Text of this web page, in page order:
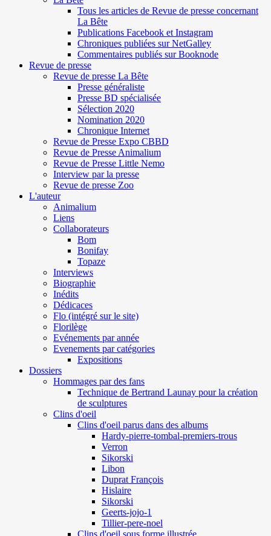
Tous les articles de Revue de presse concernant
La Bête
Publications Facebook et Instagram
Chroniques publiées sur NetGalley
Commentaires publiés sur Booknode
Revue de presse
Revue de presse La Bête
Presse généraliste
Presse BD spécialisée
Sélection 2020
Nomination 2020
Chronique Internet
Revue de Presse Expo CBBD
Revue de Presse Animalium
Revue de Presse Little Nemo
Interview par la presse
Revue de presse Zoo
L'auteur
Animalium
Liens
Collaborateurs
Bom
Bonifay
Topaze
Interviews
Biographie
Inédits
Dédicaces
Flo (intégré sur le site)
Florilège
Evénements par année
Evenements par catégories
Expositions
Dossiers
Hommages par des fans
Technique de Bertrand Launay pour la création
de sculptures
Clins d'oeil
Clins d'oeil parus dans des albums
Hardy-pierre-tombal-premiers-trous
Verron
Sikorski
Libon
Duprat François
Hislaire
Sikorski
Geerts-jojo-1
Tillier-pere-noel
Clins d'oeil sous forme illustrée